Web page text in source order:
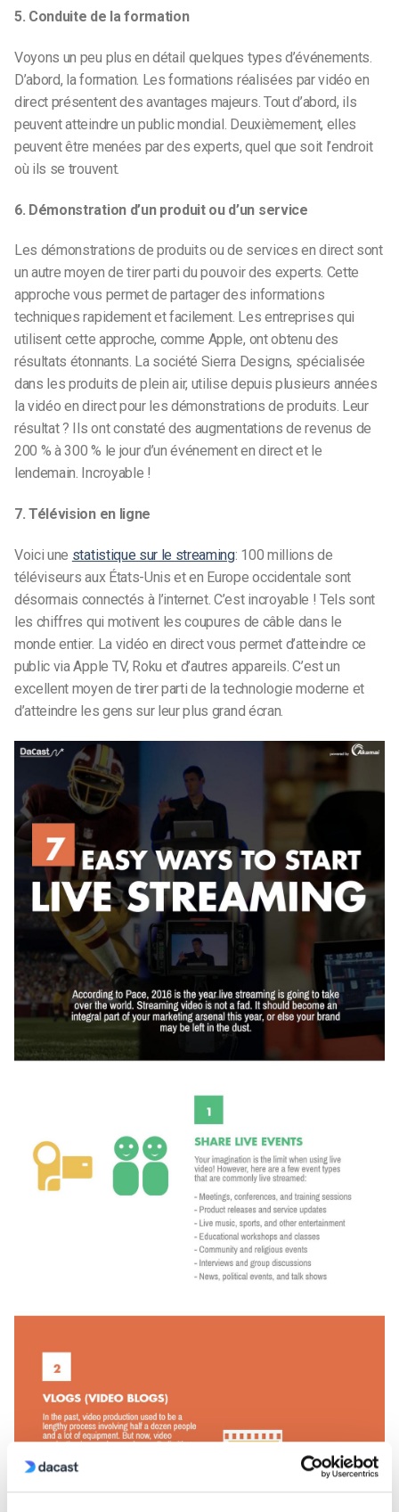
5. Conduite de la formation
Voyons un peu plus en détail quelques types d’événements.
D’abord, la formation. Les formations réalisées par vidéo en
direct présentent des avantages majeurs. Tout d’abord, ils
peuvent atteindre un public mondial. Deuxièmement, elles
peuvent être menées par des experts, quel que soit l’endroit
où ils se trouvent.
6. Démonstration d’un produit ou d’un service
Les démonstrations de produits ou de services en direct sont
un autre moyen de tirer parti du pouvoir des experts. Cette
approche vous permet de partager des informations
techniques rapidement et facilement. Les entreprises qui
utilisent cette approche, comme Apple, ont obtenu des
résultats étonnants. La société Sierra Designs, spécialisée
dans les produits de plein air, utilise depuis plusieurs années
la vidéo en direct pour les démonstrations de produits. Leur
résultat ? Ils ont constaté des augmentations de revenus de
200 % à 300 % le jour d’un événement en direct et le
lendemain. Incroyable !
7. Télévision en ligne
Voici une statistique sur le streaming: 100 millions de
téléviseurs aux États-Unis et en Europe occidentale sont
désormais connectés à l’internet. C’est incroyable ! Tels sont
les chiffres qui motivent les coupures de câble dans le
monde entier. La vidéo en direct vous permet d’atteindre ce
public via Apple TV, Roku et d’autres appareils. C’est un
excellent moyen de tirer parti de la technologie moderne et
d’atteindre les gens sur leur plus grand écran.